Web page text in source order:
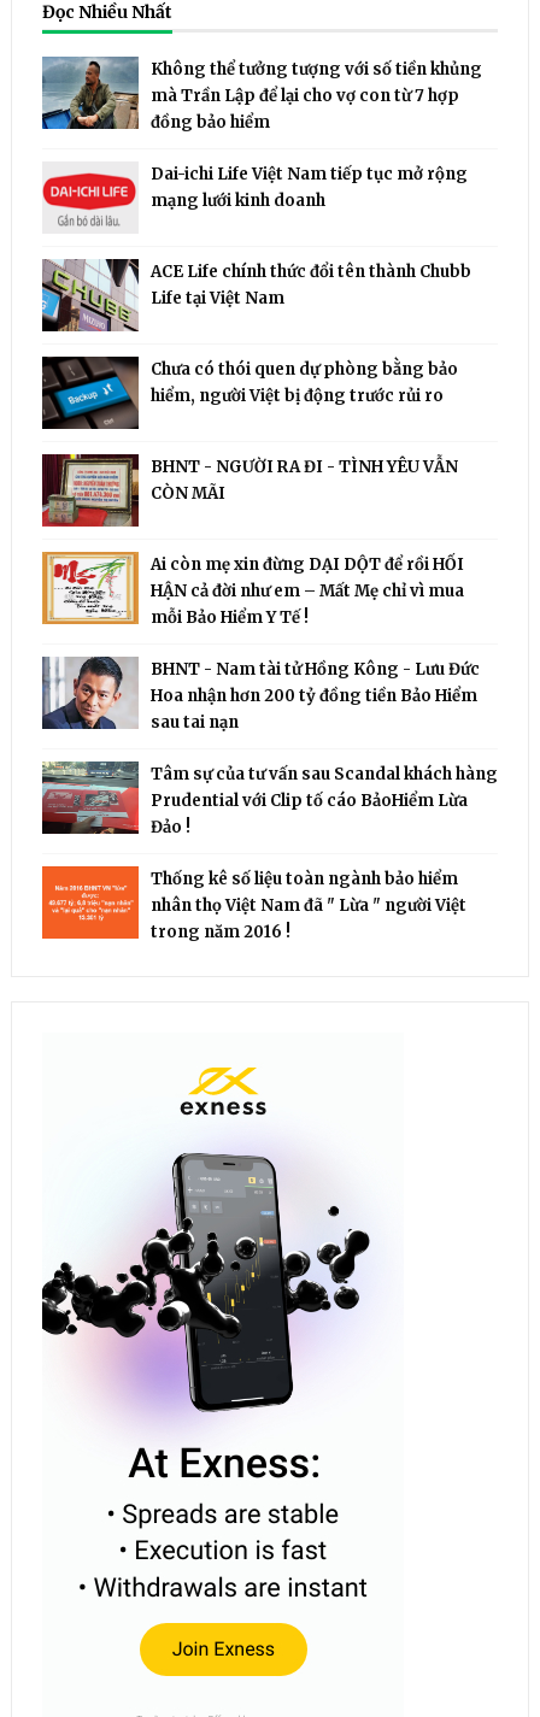
Đọc Nhiều Nhất
Không thể tưởng tượng với số tiền khủng
mà Trần Lập để lại cho vợ con từ 7 hợp
đồng bảo hiểm
Dai-ichi Life Việt Nam tiếp tục mở rộng
mạng lưới kinh doanh
ACE Life chính thức đổi tên thành Chubb
Life tại Việt Nam
Chưa có thói quen dự phòng bằng bảo
hiểm, người Việt bị động trước rủi ro
BHNT - NGƯỜI RA ĐI - TÌNH YÊU VẪN
CÒN MÃI
Ai còn mẹ xin đừng DẠI DỘT để rồi HỐI
HẬN cả đời như em – Mất Mẹ chỉ vì mua
mỗi Bảo Hiểm Y Tế !
BHNT - Nam tài tử Hồng Kông - Lưu Đức
Hoa nhận hơn 200 tỷ đồng tiền Bảo Hiểm
sau tai nạn
Tâm sự của tư vấn sau Scandal khách hàng
Prudential với Clip tố cáo BảoHiểm Lừa
Đảo !
Thống kê số liệu toàn ngành bảo hiểm
nhân thọ Việt Nam đã " Lừa " người Việt
trong năm 2016 !